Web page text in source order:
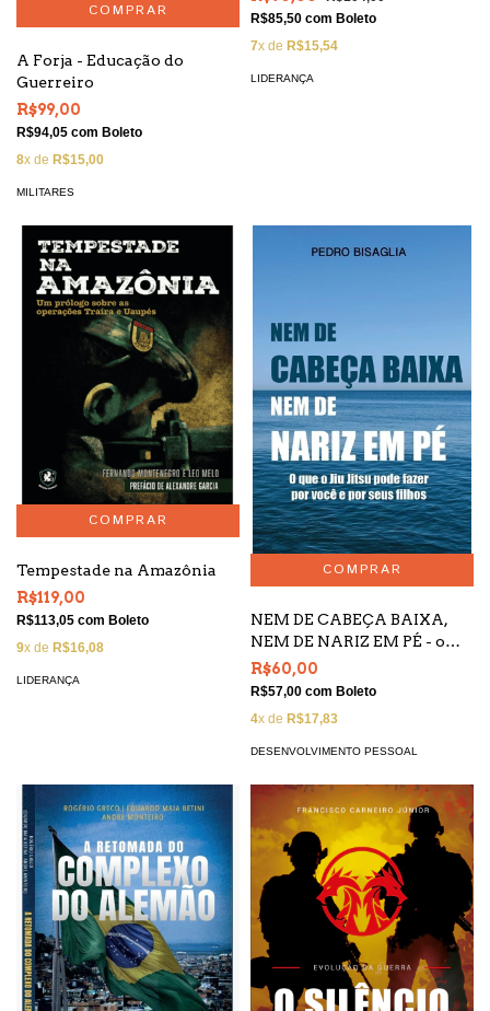
A Forja - Educação do
Guerreiro
R$99,00
R$94,05 com Boleto
8x de R$15,00
MILITARES
R$85,50 com Boleto
7x de R$15,54
LIDERANÇA
Tempestade na Amazônia
R$119,00
R$113,05 com Boleto
9x de R$16,08
LIDERANÇA
NEM DE CABEÇA BAIXA,
NEM DE NARIZ EM PÉ - o
que o jiu-jitsu pode fazer por
você e por seus filhos
R$60,00
R$57,00 com Boleto
4x de R$17,83
DESENVOLVIMENTO PESSOAL